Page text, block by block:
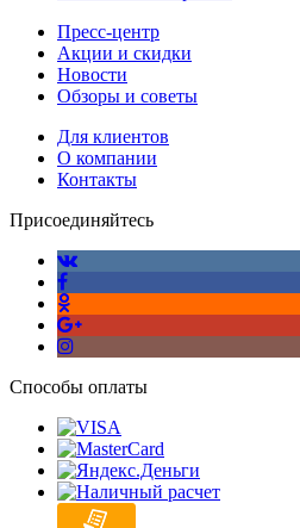
Пресс-центр
Акции и скидки
Новости
Обзоры и советы
Для клиентов
О компании
Контакты
Присоединяйтесь
Способы оплаты